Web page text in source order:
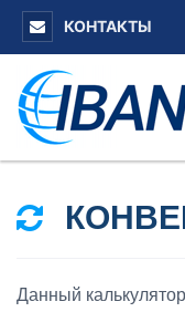
КОНТАКТЫ
Данный